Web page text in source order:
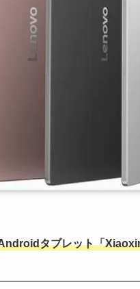
タブレット「